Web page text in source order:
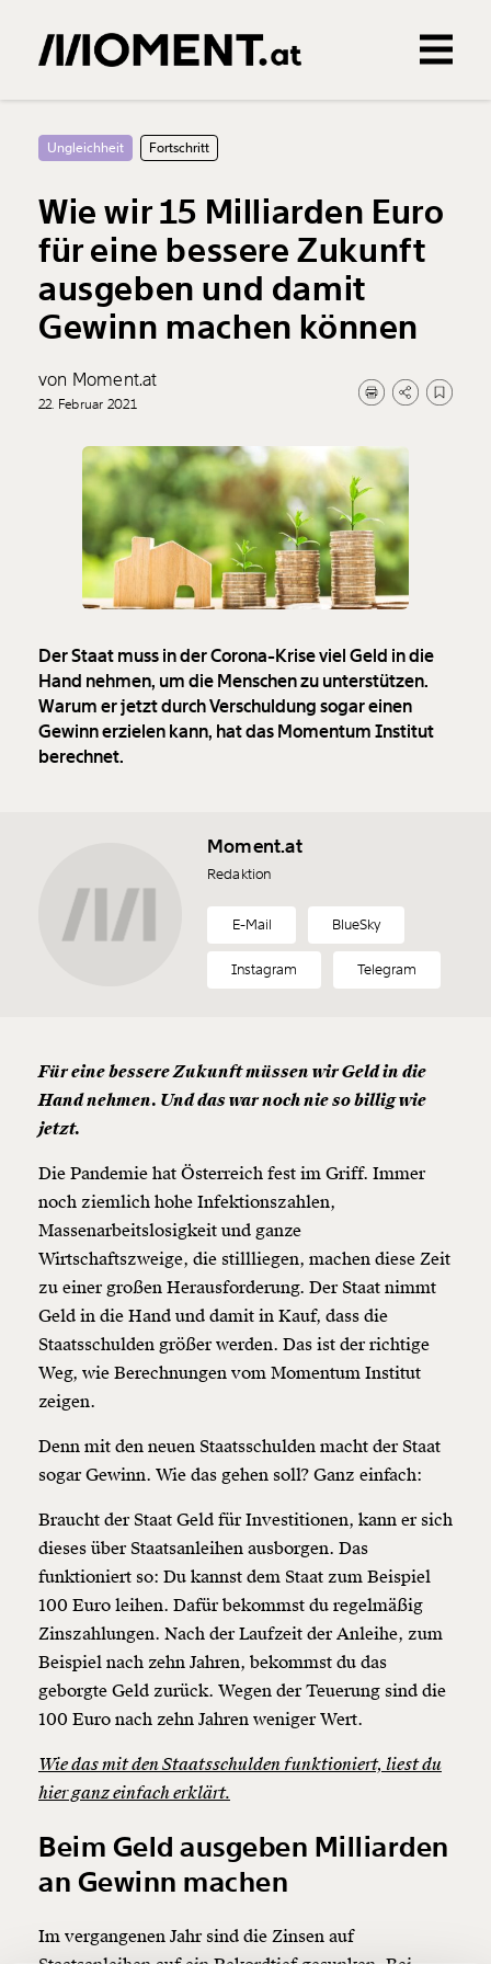
Veränderung
beginnt mit Dir!
Werde
und wir können gemeinsam
unsere Wirtschaft so gestalten, dass sie für alle
funktioniert. Unsere Recherchen sind für alle frei im
Netz. Unabhängig und werbefrei. Und das wird auch
unterstütze uns mit Deinem Mitgliedsbeitrag.
Du überweist lieber direkt?
Kontoinhaber: Momentum Institut - Verein für
0Treffer
Ungleichheit Fortschritt
Wie wir 15 Milliarden Euro
für eine bessere Zukunft
ausgeben und damit
Gewinn machen können
von Moment.at
22. Februar 2021
Der Staat muss in der Corona-Krise viel Geld in die
Hand nehmen, um die Menschen zu unterstützen.
Warum er jetzt durch Verschuldung sogar einen
Gewinn erzielen kann, hat das Momentum Institut
berechnet.
Moment.at
Redaktion
E-Mail BlueSky
Instagram Telegram
Für eine bessere Zukunft müssen wir Geld in die
Hand nehmen. Und das war noch nie so billig wie
jetzt.
Die Pandemie hat Österreich fest im Griff. Immer
noch ziemlich hohe Infektionszahlen,
Massenarbeitslosigkeit und ganze
Wirtschaftszweige, die stillliegen, machen diese Zeit
zu einer großen Herausforderung. Der Staat nimmt
Geld in die Hand und damit in Kauf, dass die
Staatsschulden größer werden. Das ist der richtige
Weg, wie Berechnungen vom Momentum Institut
zeigen.
Denn mit den neuen Staatsschulden macht der Staat
sogar Gewinn. Wie das gehen soll? Ganz einfach:
Braucht der Staat Geld für Investitionen, kann er sich
dieses über Staatsanleihen ausborgen. Das
funktioniert so: Du kannst dem Staat zum Beispiel
100 Euro leihen. Dafür bekommst du regelmäßig
Zinszahlungen. Nach der Laufzeit der Anleihe, zum
Beispiel nach zehn Jahren, bekommst du das
geborgte Geld zurück. Wegen der Teuerung sind die
100 Euro nach zehn Jahren weniger Wert.
Wie das mit den Staatsschulden funktioniert, liest du
hier ganz einfach erklärt.
Beim Geld ausgeben Milliarden
an Gewinn machen
Im vergangenen Jahr sind die Zinsen auf